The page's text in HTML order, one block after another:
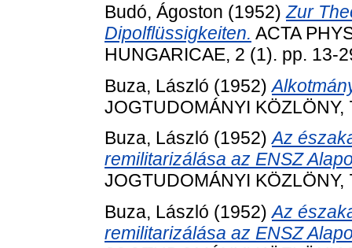
Budó, Ágoston (1952)Zur
Dipolflüssigkeiten. ACTA
HUNGARICAE, 2 (1). pp. 13-
Buza, László (1952)
JOGTUDOMÁNYI
Buza, László (1952)Az
remilitarizálása az ENSZ
JOGTUDOMÁNYI
Buza, László (1952)Az
remilitarizálása az ENSZ